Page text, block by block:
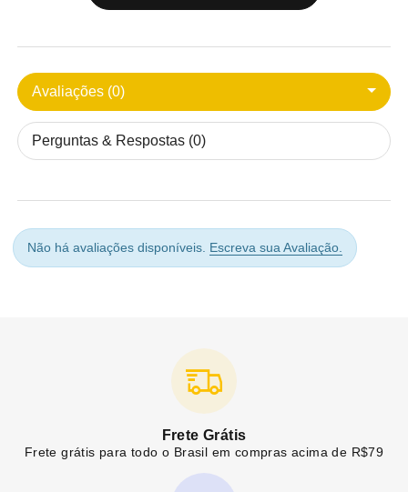
Avaliações (0)
Perguntas & Respostas (0)
Não há avaliações disponíveis. Escreva sua Avaliação.
Frete Grátis
Frete grátis para todo o Brasil em compras acima de R$79